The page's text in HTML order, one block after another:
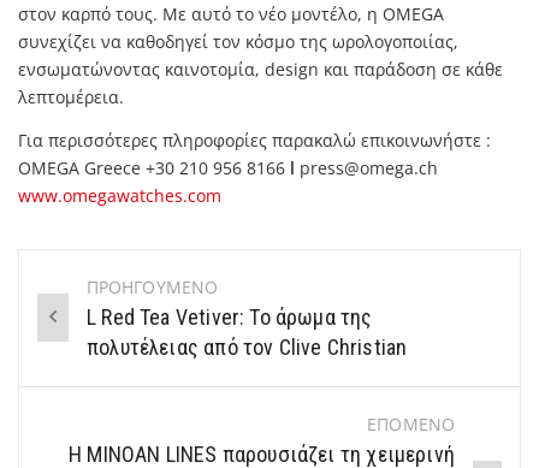
στον καρπό τους. Με αυτό το νέο μοντέλο, η OMEGA
συνεχίζει να καθοδηγεί τον κόσμο της ωρολογοποιίας,
ενσωματώνοντας καινοτομία, design και παράδοση σε κάθε
λεπτομέρεια.
Για περισσότερες πληροφορίες παρακαλώ επικοινωνήστε :
OMEGA Greece +30 210 956 8166 l press@omega.ch
www.omegawatches.com
Post
navigation
ΠΡΟΗΓΟΥΜΕΝΟ
L Red Tea Vetiver: Το άρωμα της
πολυτέλειας από τον Clive Christian
ΕΠΟΜΕΝΟ
H ΜΙΝΟΑΝ LINES παρουσιάζει τη χειμερινή